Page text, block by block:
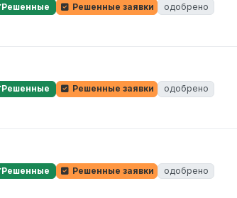
Решенные Решенные заявки
одобрено
Решенные Решенные заявки
одобрено
Решенные Решенные заявки
одобрено